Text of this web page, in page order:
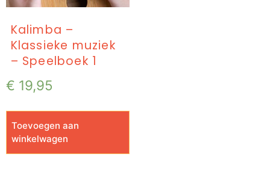
Kalimba –
Klassieke muziek
– Speelboek 1
€ 19,95
Toevoegen aan
winkelwagen